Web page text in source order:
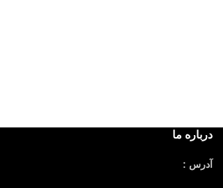
درباره ما
آدرس :